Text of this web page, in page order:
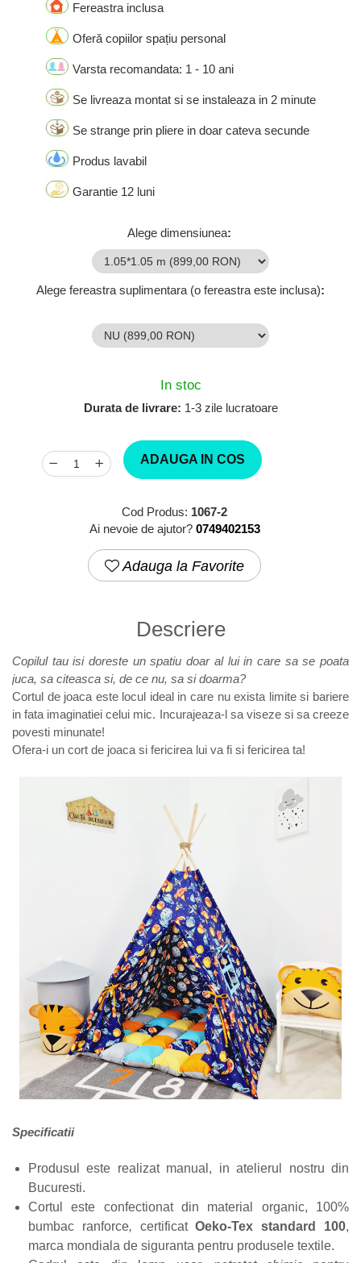
Fereastra inclusa
Oferă copiilor spațiu personal
Varsta recomandata: 1 - 10 ani
Se livreaza montat si se instaleaza in 2 minute
Se strange prin pliere in doar cateva secunde
Produs lavabil
Garantie 12 luni
Alege dimensiunea:
Alege fereastra suplimentara (o fereastra este inclusa):
In stoc
Durata de livrare: 1-3 zile lucratoare
ADAUGA IN COS
Cod Produs: 1067-2
Ai nevoie de ajutor? 0749402153
Adauga la Favorite
Descriere
Copilul tau isi doreste un spatiu doar al lui in care sa se poata
juca, sa citeasca si, de ce nu, sa si doarma?
Cortul de joaca este locul ideal in care nu exista limite si bariere
in fata imaginatiei celui mic. Incurajeaza-l sa viseze si sa creeze
povesti minunate!
Ofera-i un cort de joaca si fericirea lui va fi si fericirea ta!
Specificatii
Produsul este realizat manual, in atelierul nostru din
Bucuresti.
Cortul este confectionat din material organic, 100%
bumbac ranforce, certificatOeko-Tex standard 100,
marca mondiala de siguranta pentru produsele textile.